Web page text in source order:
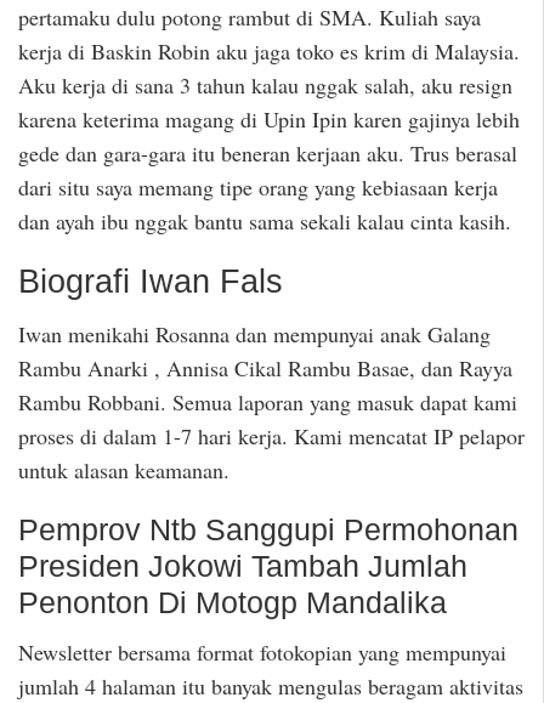
pertamaku dulu potong rambut di SMA. Kuliah saya
kerja di Baskin Robin aku jaga toko es krim di Malaysia.
Aku kerja di sana 3 tahun kalau nggak salah, aku resign
karena keterima magang di Upin Ipin karen gajinya lebih
gede dan gara-gara itu beneran kerjaan aku. Trus berasal
dari situ saya memang tipe orang yang kebiasaan kerja
dan ayah ibu nggak bantu sama sekali kalau cinta kasih.
Biografi Iwan Fals
Iwan menikahi Rosanna dan mempunyai anak Galang
Rambu Anarki , Annisa Cikal Rambu Basae, dan Rayya
Rambu Robbani. Semua laporan yang masuk dapat kami
proses di dalam 1-7 hari kerja. Kami mencatat IP pelapor
untuk alasan keamanan.
Pemprov Ntb Sanggupi Permohonan
Presiden Jokowi Tambah Jumlah
Penonton Di Motogp Mandalika
Newsletter bersama format fotokopian yang mempunyai
jumlah 4 halaman itu banyak mengulas beragam aktivitas